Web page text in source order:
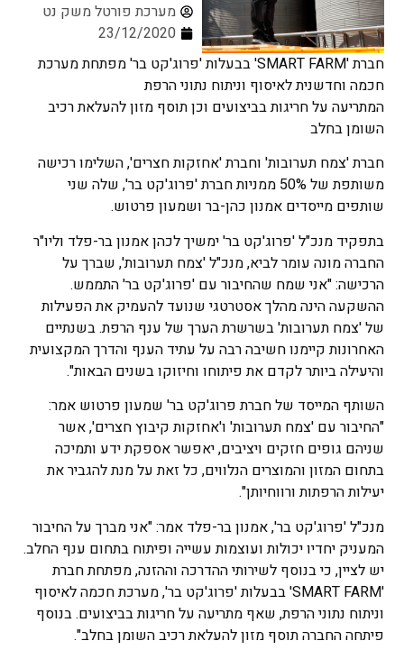
מערכת פורטל משק נט
23/12/2020
חברת 'SMART FARM' בבעלות 'פרוג'קט בר' מפתחת מערכת
חכמה וחדשנית לאיסוף וניתוח נתוני הרפת
המתריעה על חריגות בביצועים וכן תוסף מזון להעלאת רכיב
השומן בחלב
חברת 'צמח תערובות' וחברת 'אחזקות חצרים', השלימו רכישה
משותפת של 50% ממניות חברת 'פרוג'קט בר', שלה שני
שותפים מייסדים אמנון כהן-בר ושמעון פרטוש.
בתפקיד מנכ"ל 'פרוג'קט בר' ימשיך לכהן אמנון בר-פלד וליו"ר
החברה מונה עומר לביא, מנכ"ל 'צמח תערובות', שברך על
הרכישה: "אני שמח שהחיבור עם 'פרוג'קט בר' התממש.
ההשקעה הינה מהלך אסטרטגי שנועד להעמיק את הפעילות
של 'צמח תערובות' בשרשרת הערך של ענף הרפת. בשנתיים
האחרונות קיימנו חשיבה רבה על עתיד הענף והדרך המקצועית
והיעילה ביותר לקדם את פיתוחו וחיזוקו בשנים הבאות".
השותף המייסד של חברת פרוג'קט בר' שמעון פרטוש אמר:
"החיבור עם 'צמח תערובות' ו'אחזקות קיבוץ חצרים', אשר
שניהם גופים חזקים ויציבים, יאפשר אספקת ידע ותמיכה
בתחום המזון והמוצרים הנלווים, כל זאת על מנת להגביר את
יעילות הרפתות ורווחיותן".
מנכ"ל 'פרוג'קט בר', אמנון בר-פלד אמר: "אני מברך על החיבור
המעניק יחדיו יכולות ועוצמות עשייה ופיתוח בתחום ענף החלב.
יש לציין, כי בנוסף לשירותי ההדרכה וההזנה, מפתחת חברת
'SMART FARM' בבעלות 'פרוג'קט בר', מערכת חכמה לאיסוף
וניתוח נתוני הרפת, שאף מתריעה על חריגות בביצועים. בנוסף
פיתחה החברה תוסף מזון להעלאת רכיב השומן בחלב".